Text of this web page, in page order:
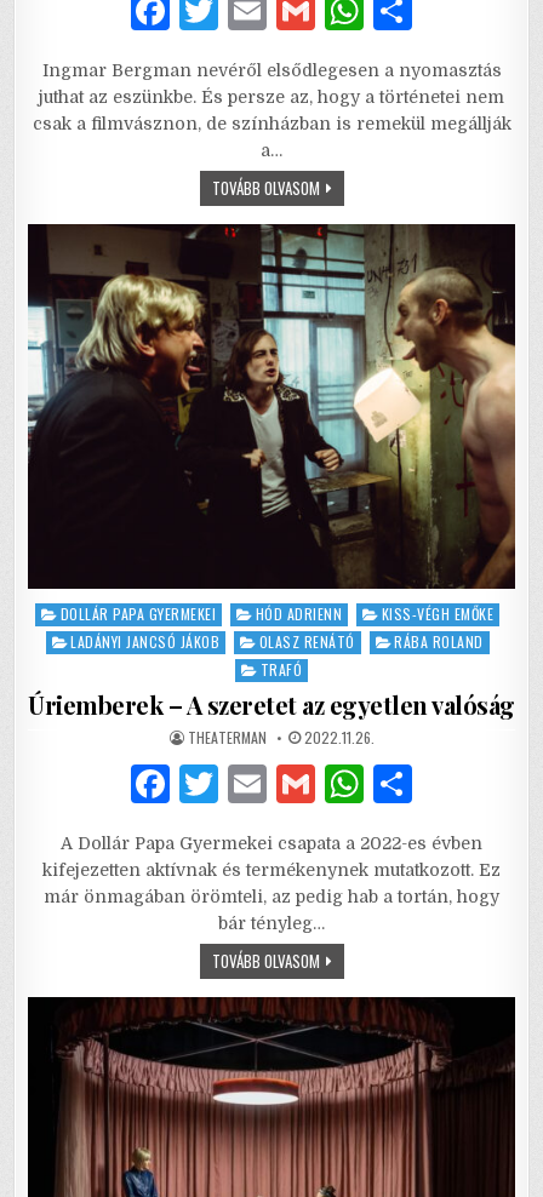
F
c
e
b
o
k
T
it
te
r
E
ai
l
G
ai
l
W
at
s
p
ar
e
Ingmar Bergman nevéről elsődlegesen a nyomasztás
juthat az eszünkbe. És persze az, hogy a történetei nem
csak a filmvásznon, de színházban is remekül megállják
a…
TOVÁBB OLVASOMSUTTOGÁSOK
ÉS
SIKOLYOK
–
FÁJDALMON
INNEN,
ÉLETEN
TÚL…
Posted
DOLLÁR PAPA GYERMEKEI HÓD ADRIENN
KISS-VÉGH EMŐKE
LADÁNYI JANCSÓ JÁKOB
OLASZ RENÁTÓ
RÁBA ROLAND
TRAFÓ
Úriemberek – A szeretet az egyetlen valóság
AUTHOR:
THEATERMAN PUBLISHED
DATE:
2022.11.26.
F
c
e
b
o
k
T
it
te
r
E
ai
l
G
ai
l
W
at
s
p
ar
e
A Dollár Papa Gyermekei csapata a 2022-es évben
kifejezetten aktívnak és termékenynek mutatkozott. Ez
már önmagában örömteli, az pedig hab a tortán, hogy
bár tényleg…
TOVÁBB OLVASOMÚRIEMBEREK
–
A
SZERETET
AZ
EGYETLEN
VALÓSÁG